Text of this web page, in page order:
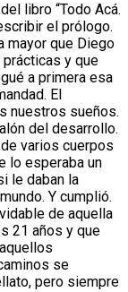
libro “Todo Acá.
el prólogo.
mayor que Diego
y que
a primera esa
El
nuestros sueños.
del desarrollo.
varios cuerpos
lo esperaba un
le daban la
Y cumplió.
de aquella
21 años y que
se
pero siempre